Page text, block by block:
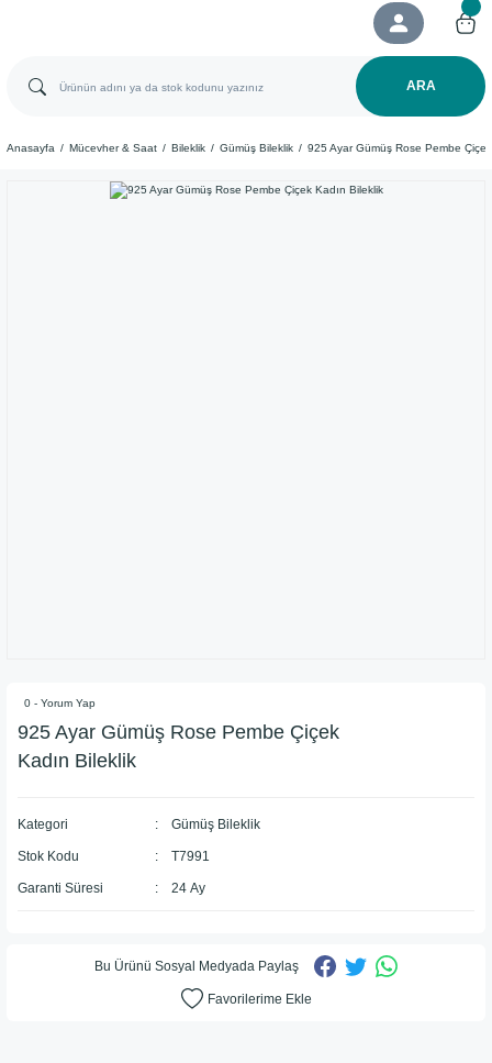
ARA
Anasayfa Mücevher & Saat Bileklik Gümüş Bileklik 925 Ayar Gümüş Rose Pembe
0 - Yorum Yap
925 Ayar Gümüş Rose Pembe Çiçek
Kadın Bileklik
Kategori Gümüş Bileklik
Stok Kodu T7991
Garanti Süresi 24 Ay
Bu Ürünü Sosyal Medyada Paylaş